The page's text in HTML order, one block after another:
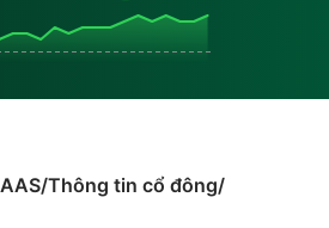
/Thông tin cổ đông/